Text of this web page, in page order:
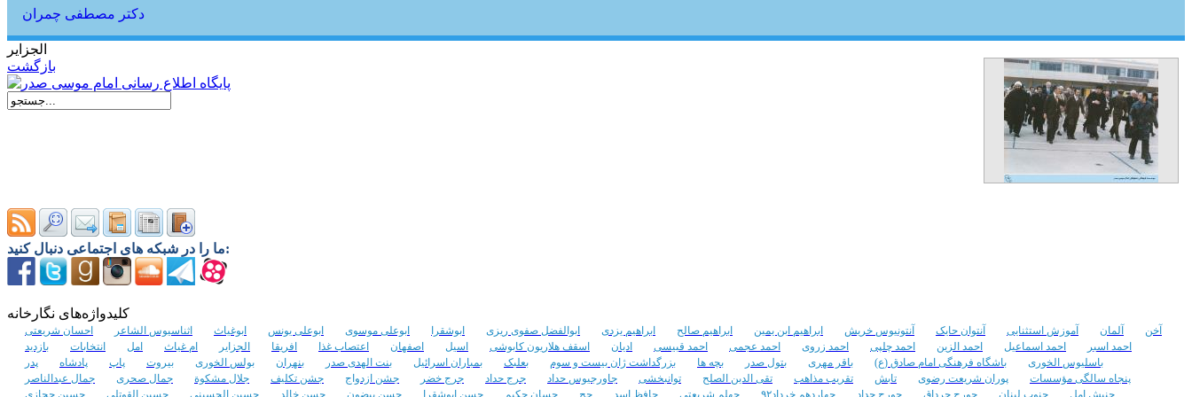
دکتر مصطفی چمران
الجزایر
بازگشت
ما را در شبکه های اجتماعی دنبال کنید:
کلیدواژه‌های نگارخانه
آخن آلمان آموزش استثنایی آنتوان حایک آنتونیوس خریش ابراهیم ابن یمین ابراهیم صالح ابراهیم یزدی ابوالفضل صفوی ریزی ابوشقرا ابوعلی موسوی ابوعلی یونس ابوغیاث اثناسیوس الشاعر
احسان شریعتی
احمد اسبر
احمد اسماعیل احمد الزین احمد چلپی احمد زروی احمد عجمی احمد قبیسی ادیان اسقف هلاریون کابوشی اسیل اصفهان اعتصاب غذا افریقا الجزایر ام غیاث امل انتخابات
بازدید
باسلیوس الخوری
باشگاه فرهنگی امام صادق (ع) باقر مهری بتول صدر بچه ها بزرگداشت ژان بیست و سوم بعلبک بمباران اسرائیل بنت الهدی صدر بنهران بولس الخوری بیروت پاپ پادشاه
پدر
پنجاه سالگی مؤسسات
پوران شریعت رضوی تابش تقریب مذاهب تقی الدین الصلح توانبخشی جاورجیوس حداد جرج حداد جرج خضر جشن ازدواج جشن تکلیف جلال مشکوة جمال صحری
جمال عبدالناصر
جنبش امل
جنوب لبنان جورج جرداق جورج حداد چهاردهم خرداد۹۲ چهلم شریعتی حافظ اسد حج حسان حکیم حسن ابوشقرا حسن بیضون حسن خالد حسین الحسینی حسین القوتلی حسین حجازی